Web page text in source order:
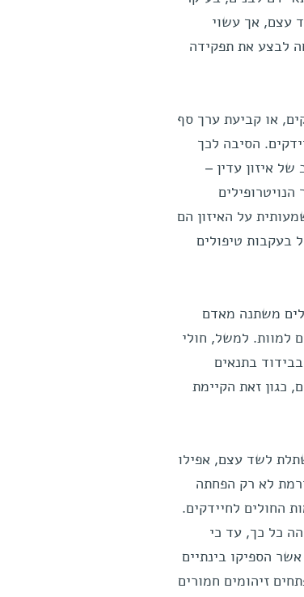
עצם, אך עשוי
לבצע את תפקידה
או קביעת ערך סף
הסיבה לכך
איזון עדין –
על האיזון הם
בעקבות טיפולים
משתנה מאדם
למוות. למשל, חולי
בתנאים
כגון זאת הקיימת
לשד עצם, אפילו
לא רק הפחתה
החולים לחיידקים.
כל כך, עד כי
הספיקו בינתיים
זיהומים חמורים